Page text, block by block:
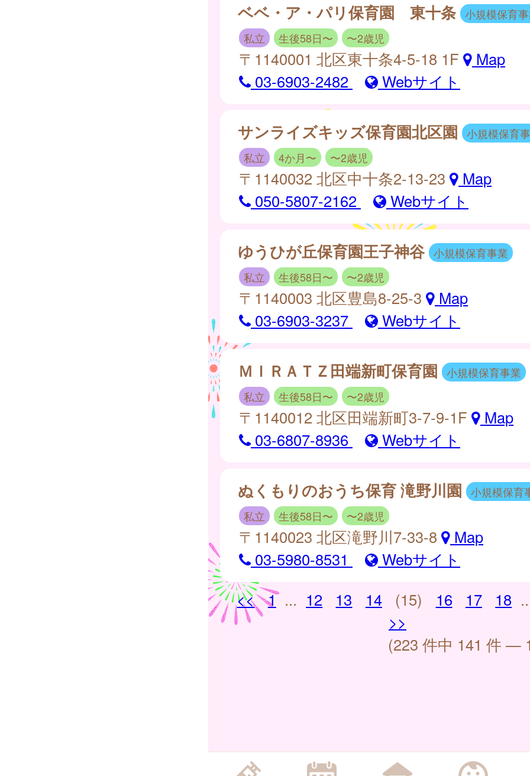
ベベ・ア・パリ保育園 東十条 小規模保育
私立
生後58日〜 〜2歳児
〒1140001 北区東十条4-5-18 1F
Map
03-6903-2482
Webサイト
サンライズキッズ保育園北区園
小規模保育
私立
4か月〜 〜2歳児
〒1140032 北区中十条2-13-23
Map
050-5807-2162
Webサイト
ゆうひが丘保育園王子神谷 小規模保育事業
私立
生後58日〜 〜2歳児
〒1140003 北区豊島8-25-3
Map
03-6903-3237
Webサイト
ＭＩＲＡＴＺ田端新町保育園
小規模保育事業
私立
生後58日〜 〜2歳児
〒1140012 北区田端新町3-7-9-1F
Map
03-6807-8936
Webサイト
ぬくもりのおうち保育 滝野川園
小規模保育
私立
生後58日〜 〜2歳児
〒1140023 北区滝野川7-33-8
Map
03-5980-8531
Webサイト
<<
1 ... 12 13 14 (15) 16 17 18
>>
(223 件中 141 件 —